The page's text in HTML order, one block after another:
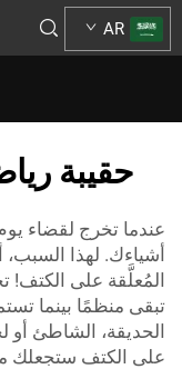
AR
حقيبة
عندما تخرج لقضاء
المُعلَّقة على
تبقى منظمًا بينما
الحديقة، الشاطئ
على الكتف ستجعلك